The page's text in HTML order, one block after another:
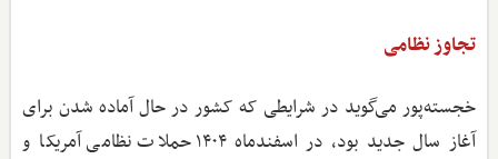
تجاوز نظامی
خجسته‌پور می‌گوید در شرایطی که کشور در حال آماده شدن برای
آغاز سال جدید بود، در اسفندماه ۱۴۰۴ حملات نظامی آمریکا و